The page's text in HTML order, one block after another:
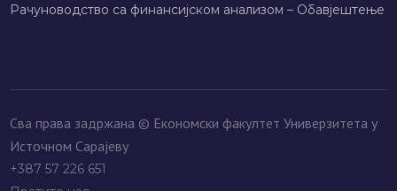
Рачуноводство са финансијском анализом – Обавјештење
Сва права задржана © Економски факултет Универзитета у
Источном Сарајеву
+387 57 226 651